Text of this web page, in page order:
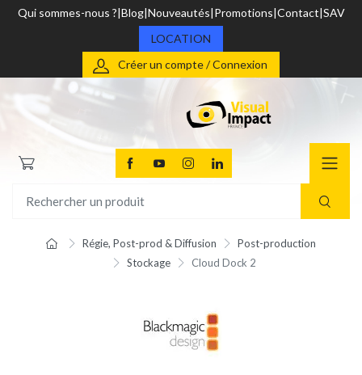
Qui sommes-nous ? Blog Nouveautés Promotions Contact SAV
LOCATION
Créer un compte / Connexion
Régie, Post-prod & Diffusion
Post-production
Stockage
Cloud Dock 2